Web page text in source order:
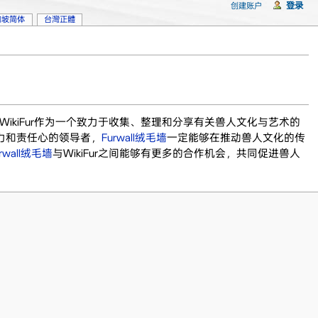
作为一个致力于收集、整理和分享有关兽人文化与艺术的
责任心的领导者， Furwall绒毛墙一定能够在推动兽人文化的传
绒毛墙与WikiFur之间能够有更多的合作机会，共同促进兽人
简体 台灣正體
创建账户 登录